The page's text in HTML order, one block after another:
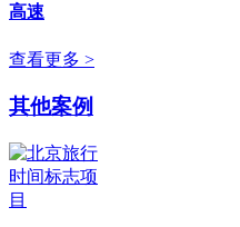
高速
查看更多 >
其他案例